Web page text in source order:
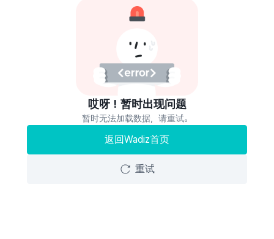
哎呀！暂时出现问题
暂时无法加载数据，请重试。
返回Wadiz首页
重试